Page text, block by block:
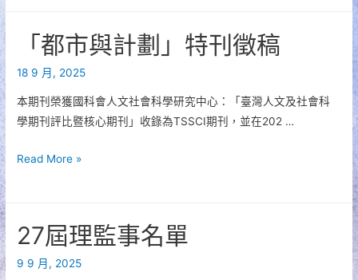
52-
出
刊
告]
「都市與計劃」特刊徵稿
18 9 月, 2025
本期刊榮獲國科會人文社會科學研究中心：「臺灣人文及社會科
學期刊評比暨核心期刊」收錄為TSSCI期刊，並在202 …
「都
劃」
特
Read More »
27屆理監事名單
9 9 月, 2025